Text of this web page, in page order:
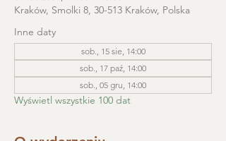
Kraków, Smolki 8, 30-513 Kraków, Polska
Inne daty
sob., 15 sie, 14:00
sob., 17 paź, 14:00
sob., 05 gru, 14:00
Wyświetl wszystkie 100 dat